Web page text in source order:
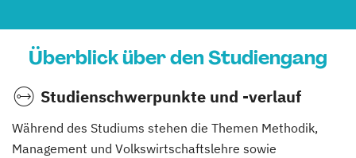
Überblick über den Studiengang
Studienschwerpunkte und -verlauf
Während des Studiums stehen die Themen Methodik,
Management und Volkswirtschaftslehre sowie